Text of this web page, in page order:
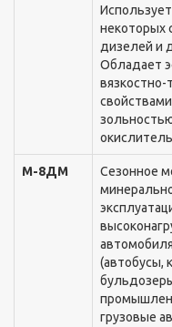
некоторыx
дизелей и
Обладает
М-8ДМ
Сезонное
(автобусы,
грузовые